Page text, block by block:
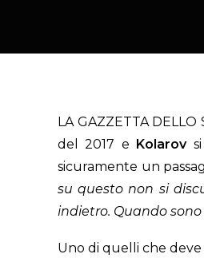
LA GAZZETTA
del 2017 e Kolarovsi
sicuramente un
su questo non si
indietro. Quando
Uno di quelli che